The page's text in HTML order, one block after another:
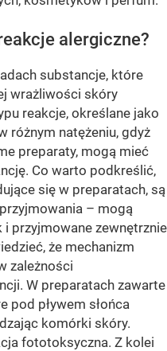
alergiczne?
substancje, które
wrażliwości skóry
reakcje, określane jako
różnym natężeniu, gdyż
preparaty, mogą mieć
Co warto podkreślić,
się w preparatach, są
– mogą
przyjmowane zewnętrznie
że mechanizm
zależności
W preparatach zawarte
pod pływem słońca
komórki skóry.
fototoksyczna. Z kolei